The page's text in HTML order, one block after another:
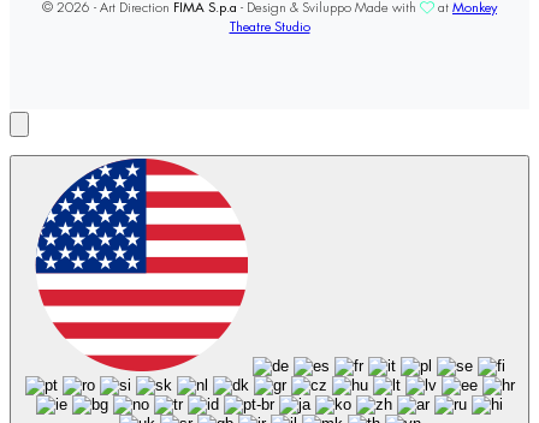
© 2026 - Art Direction FIMA S.p.a - Design & Sviluppo Made with at Monkey
Theatre Studio